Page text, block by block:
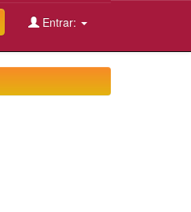
Entrar: